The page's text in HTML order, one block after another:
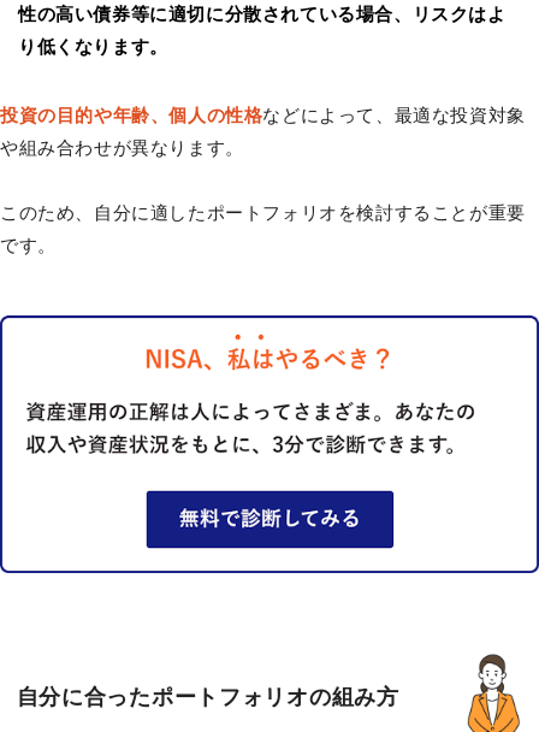
性の高い債券等に適切に分散されている場合、リスクはよ
り低くなります。
投資の目的や年齢、個人の性格などによって、最適な投資対象
や組み合わせが異なります。
このため、自分に適したポートフォリオを検討することが重要
です。
自分に合ったポートフォリオの組み方